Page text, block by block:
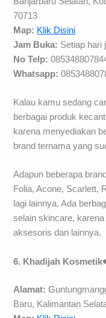
70713
Map: Klik Disini
Jam Buka: Setiap hari
No Telp:
Whatsapp:
Kalau kamu sedang
berbagai produk
karena menyediakan
brand ternama yang
Adapun beberapa
Folia, Acone, Scarlett,
lagi lainnya. Ada
selain skincare,
aksesoris dan lainnya.
6. Khadijah Kosmetik
Alamat:
Baru, Kalimantan